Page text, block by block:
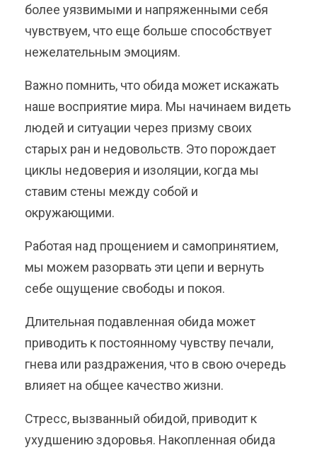
более уязвимыми и напряженными себя
чувствуем, что еще больше способствует
нежелательным эмоциям.
Важно помнить, что обида может искажать
наше восприятие мира. Мы начинаем видеть
людей и ситуации через призму своих
старых ран и недовольств. Это порождает
циклы недоверия и изоляции, когда мы
ставим стены между собой и
окружающими.
Работая над прощением и самопринятием,
мы можем разорвать эти цепи и вернуть
себе ощущение свободы и покоя.
Длительная подавленная обида может
приводить к постоянному чувству печали,
гнева или раздражения, что в свою очередь
влияет на общее качество жизни.
Стресс, вызванный обидой, приводит к
ухудшению здоровья. Накопленная обида